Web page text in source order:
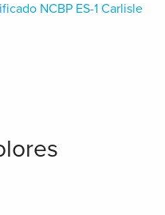
NCBP ES-1 Carlisle